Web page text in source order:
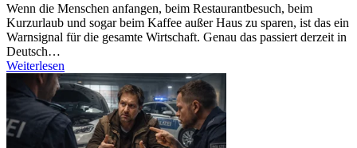
Wenn die Menschen anfangen, beim Restaurantbesuch, beim
Kurzurlaub und sogar beim Kaffee außer Haus zu sparen, ist das ein
Warnsignal für die gesamte Wirtschaft. Genau das passiert derzeit in
Deutsch…
Weiterlesen